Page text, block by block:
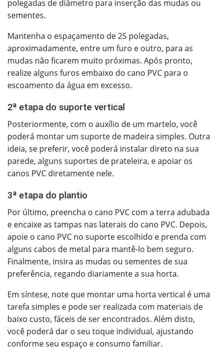
polegadas de diâmetro para inserção das mudas ou
sementes.
Mantenha o espaçamento de 25 polegadas,
aproximadamente, entre um furo e outro, para as
mudas não ficarem muito próximas. Após pronto,
realize alguns furos embaixo do cano PVC para o
escoamento da água em excesso.
2ª etapa do suporte vertical
Posteriormente, com o auxílio de um martelo, você
poderá montar um suporte de madeira simples. Outra
ideia, se preferir, você poderá instalar direto na sua
parede, alguns suportes de prateleira, e apoiar os
canos PVC diretamente nele.
3ª etapa do plantio
Por último, preencha o cano PVC com a terra adubada
e encaixeas tampas nas laterais do cano PVC. Depois,
apoie o cano PVC no suporte escolhido e prenda com
alguns cabos de metal para mantê-lo bem seguro.
Finalmente, insira as mudas ou sementes de sua
preferência, regando diariamente a sua horta.
Em síntese, note que montar uma horta vertical é uma
tarefa simples e pode ser realizada com materiais de
baixo custo, fáceis de ser encontrados. Além disto,
você poderá dar o seu toque individual, ajustando
conforme seu espaço e consumo familiar.